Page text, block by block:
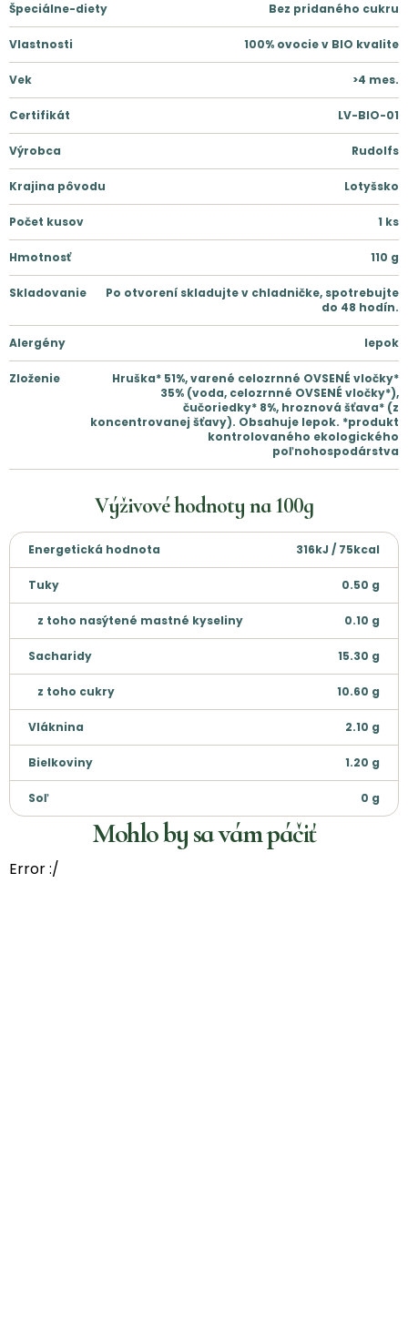
Špeciálne-diety Bez pridaného cukru
Vlastnosti 100% ovocie v BIO kvalite
Vek >4 mes.
Certifikát LV-BIO-01
Výrobca Rudolfs
Krajina pôvodu Lotyšsko
Počet kusov 1 ks
Hmotnosť 110 g
Skladovanie
Po otvorení skladujte v chladničke, spotrebujte
do 48 hodín.
Alergény lepok
Zloženie
Hruška* 51%, varené celozrnné OVSENÉ vločky*
35% (voda, celozrnné OVSENÉ vločky*),
čučoriedky* 8%, hroznová šťava* (z
koncentrovanej šťavy). Obsahuje lepok. *produkt
kontrolovaného ekologického
poľnohospodárstva
Výživové hodnoty na100g
Energetická hodnota 316kJ / 75kcal
Tuky 0.50 g
z toho nasýtené mastné kyseliny 0.10 g
Sacharidy 15.30 g
z toho cukry 10.60 g
Vláknina 2.10 g
Bielkoviny 1.20 g
Soľ 0 g
Mohlo by sa vám páčiť
Error :/